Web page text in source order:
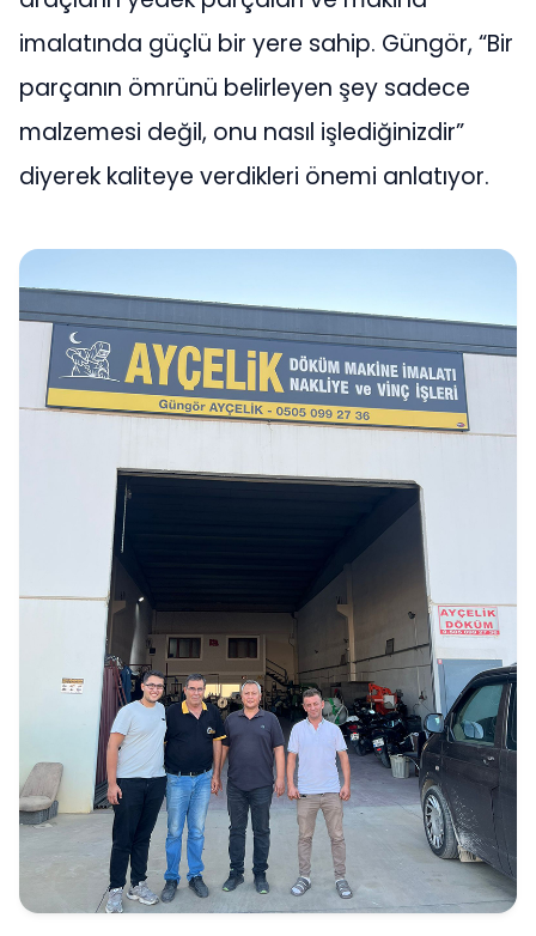
imalatında güçlü bir yere sahip. Güngör, “Bir
parçanın ömrünü belirleyen şey sadece
malzemesi değil, onu nasıl işlediğinizdir”
diyerek kaliteye verdikleri önemi anlatıyor.